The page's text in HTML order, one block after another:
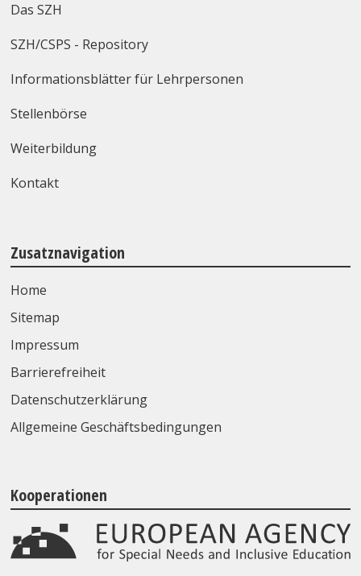
Das SZH
SZH/CSPS - Repository
Informationsblätter für Lehrpersonen
Stellenbörse
Weiterbildung
Kontakt
Zusatznavigation
Home
Sitemap
Impressum
Barrierefreiheit
Datenschutzerklärung
Allgemeine Geschäftsbedingungen
Kooperationen